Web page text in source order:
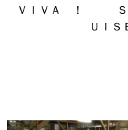
ＶＩＶＡ ！
ＵＩＳ